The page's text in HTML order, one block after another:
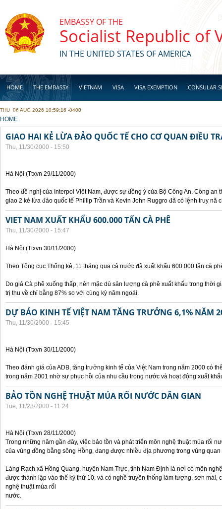
EMBASSY OF THE
Socialist Republic of
IN THE UNITED STATES OF AMERICA
HOME THE EMBASSY VIETNAM VISA VISA EXEMPTION CONSULAR
BUSINESS
THU, 06 AUG 2026 10:59:16 -0400
YOU ARE HERE
HOME
GIAO HAI KẺ LỪA ĐẢO QUỐC TẾ CHO CƠ QUAN ĐIỀU
Thu, 11/30/2000 - 15:50
Hà Nội (Ttxvn 29/11/2000)
Theo đề nghị của Interpol Việt Nam, được sự đồng ý của Bộ Công An, Công an
giao 2 kẻ lừa đảo quốc tế Phillip Trần và Kevin John Ruggro đã có lệnh truy nã
VIET NAM XUẤT KHẨU 600.000 TẤN CÀ PHÊ
Thu, 11/30/2000 - 15:47
Hà Nội (Ttxvn 30/11/2000)
Theo Tổng cục Thống kê, 11 tháng qua cả nước đã xuất khẩu 600.000 tấn cà
Do giá Cà phê xuống thấp, nên mặc dù sản lượng cà phê xuất khẩu trong thời
trị thu về chỉ bằng 87% so với cùng kỳ năm ngoái.
DỰ BÁO KINH TẾ VIỆT NAM TĂNG TRƯỞNG 6,1% NĂM
Thu, 11/30/2000 - 15:45
Hà Nội (Ttxvn 30/11/2000)
Theo đánh giá của ADB, tăng trưởng kinh tế của Việt Nam trong năm 2000 có
trong năm 2001 nhờ sự phục hồi của nhu cầu trong nước và hoạt động xuất
BẢO TỒN NGHỆ THUẬT MÚA RỐI NƯỚC DÂN GIAN
Tue, 11/28/2000 - 11:24
Hà Nội (Ttxvn 28/11/2000)
Trong những năm gần đây, việc bảo tồn và phát triển môn nghệ thuật múa rối
của vùng đồng bằng sông Hồng, đang được nhiều địa phương trong vùng quan
Làng Rạch xã Hồng Quang, huyện Nam Trực, tỉnh Nam Định là nơi có môn
được thành lập vào thế kỷ thứ 10, và có nghề truyền thống làm tượng, sơn mài,
nghệ thuật múa rối
nước.